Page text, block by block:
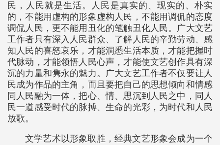
民，人民就是生活。人民是真实的、现实的、朴实
的，不能用虚构的形象虚构人民，不能用调侃的态度
调侃人民，更不能用丑化的笔触丑化人民。广大文艺
工作者只有深入人民群众、了解人民的辛勤劳动、感
知人民的喜怒哀乐，才能洞悉生活本质，才能把握时
代脉动，才能领悟人民心声，才能使文艺创作具有深
沉的力量和隽永的魅力。广大文艺工作者不仅要让人
民成为作品的主角，而且要把自己的思想倾向和情感
同人民融为一体，把心、情、思沉到人民之中，同人
民一道感受时代的脉搏、生命的光彩，为时代和人民
放歌。
文学艺术以形象取胜，经典文艺形象会成为一个